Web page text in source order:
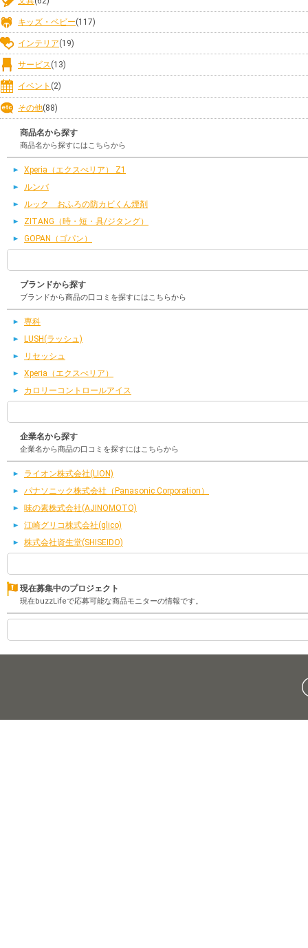
キッズ・ベビー(117)
インテリア(19)
サービス(13)
イベント (2)
その他(88)
商品名から探す
商品名から探すにはこちらから
Xperia（エクスぺリア） Z1
ルンバ
ルック おふろの防カビくん煙剤
ZITANG（時・短・具/ジタング）
GOPAN（ゴパン）
ブランドから探す
ブランドから商品の口コミを探すにはこちらから
専科
LUSH(ラッシュ)
リセッシュ
Xperia（エクスぺリア）
カロリーコントロールアイス
企業名から探す
企業名から商品の口コミを探すにはこちらから
ライオン株式会社(LION)
パナソニック株式会社（Panasonic Corporation）
味の素株式会社(AJINOMOTO)
江崎グリコ株式会社(glico)
株式会社資生堂(SHISEIDO)
現在募集中のプロジェクト
現在buzzLifeで応募可能な商品モニターの情報です。